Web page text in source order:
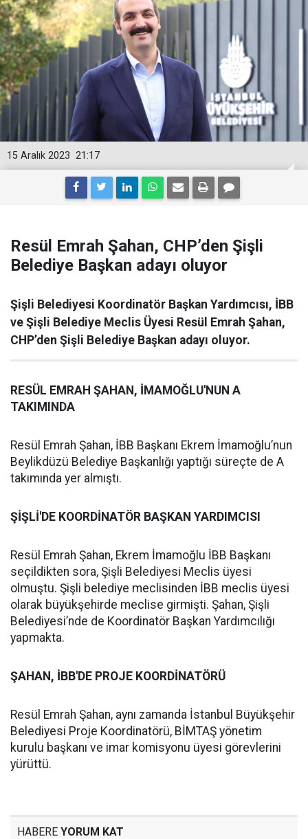
21:17
15 Aralık 2023
Resül Emrah Şahan, CHP’den Şişli
Belediye Başkan adayı oluyor
Şişli Belediyesi Koordinatör Başkan Yardımcısı, İBB
ve Şişli Belediye Meclis Üyesi Resül Emrah Şahan,
CHP’den Şişli Belediye Başkan adayı oluyor.
RESÜL EMRAH ŞAHAN, İMAMOĞLU'NUN A
TAKIMINDA
Resül Emrah Şahan, İBB Başkanı Ekrem İmamoğlu’nun
Beylikdüzü Belediye Başkanlığı yaptığı süreçte de A
takımında yer almıştı.
ŞİŞLİ'DE KOORDİNATÖR BAŞKAN YARDIMCISI
Resül Emrah Şahan, Ekrem İmamoğlu İBB Başkanı
seçildikten sora, Şişli Belediyesi Meclis üyesi
olmuştu. Şişli belediye meclisinden İBB meclis üyesi
olarak büyükşehirde meclise girmişti. Şahan, Şişli
Belediyesi’nde de Koordinatör Başkan Yardımcılığı
yapmakta.
ŞAHAN, İBB'DE PROJE KOORDİNATÖRÜ
Resül Emrah Şahan, aynı zamanda İstanbul Büyükşehir
Belediyesi Proje Koordinatörü, BİMTAŞ yönetim
kurulu başkanı ve imar komisyonu üyesi görevlerini
yürüttü.
HABERE YORUM KAT